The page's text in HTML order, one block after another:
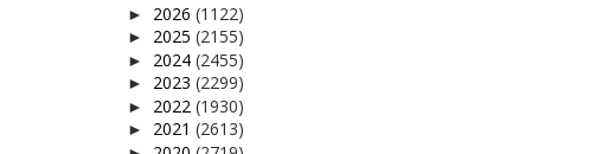
► 2026 (1122)
► 2025 (2155)
► 2024 (2455)
► 2023 (2299)
► 2022 (1930)
► 2021 (2613)